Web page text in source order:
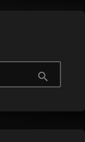
search